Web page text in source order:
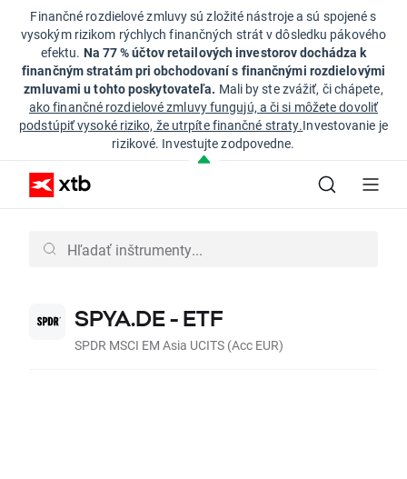
Finančné rozdielové zmluvy sú zložité nástroje a sú spojené s
vysokým rizikom rýchlych finančných strát v dôsledku pákového
efektu. Na 77 % účtov retailových investorov dochádza k
finančným stratám pri obchodovaní s finančnými rozdielovými
zmluvami u tohto poskytovateľa. Mali by ste zvážiť, či chápete,
ako finančné rozdielové zmluvy fungujú, a či si môžete dovoliť
podstúpiť vysoké riziko, že utrpíte finančné straty.Investovanie je
rizikové. Investujte zodpovedne.
SPYA.DE - ETF
SPDR MSCI EM Asia UCITS (Acc EUR)